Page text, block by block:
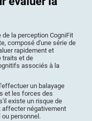
la perception CogniFit
composé d'une série de
rapidement et
traits et de
associés à la
un balayage
et les forces des
existe un risque de
affecter négativement
personnel.